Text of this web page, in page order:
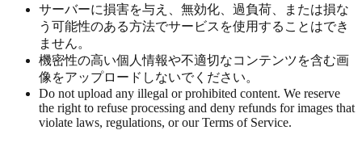
サーバーに損害を与え、無効化、過負荷、または損な
う可能性のある方法でサービスを使用することはでき
ません。
機密性の高い個人情報や不適切なコンテンツを含む画
像をアップロードしないでください。
Do not upload any illegal or prohibited content. We reserve
the right to refuse processing and deny refunds for images that
violate laws, regulations, or our Terms of Service.